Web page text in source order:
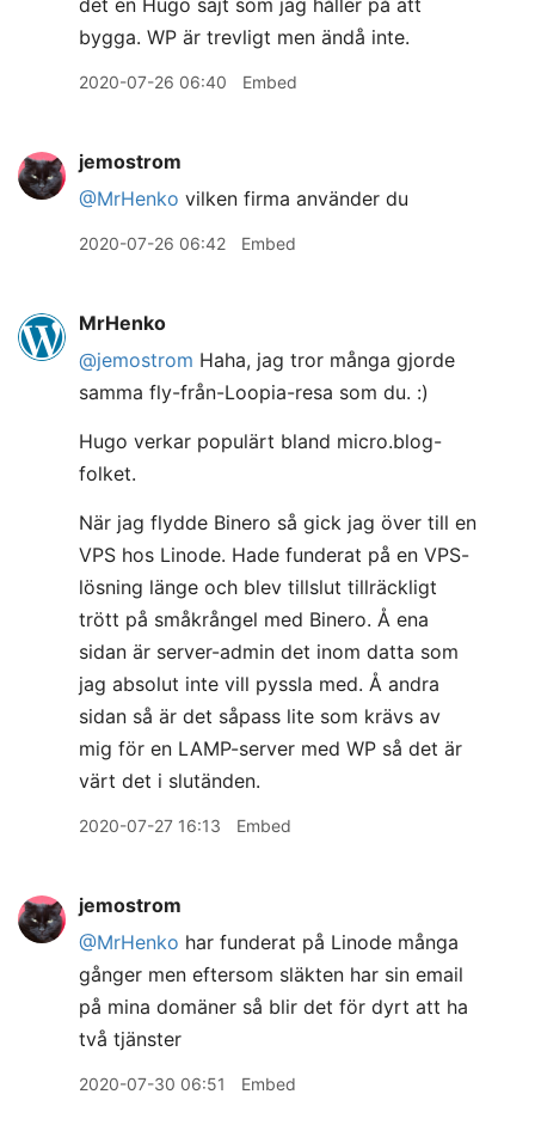
det en Hugo sajt som jag håller på att
bygga. WP är trevligt men ändå inte.
2020-07-26 06:40 Embed
jemostrom
@MrHenko vilken firma använder du
2020-07-26 06:42 Embed
MrHenko
@jemostrom Haha, jag tror många gjorde
samma fly-från-Loopia-resa som du. :)
Hugo verkar populärt bland micro.blog-
folket.
När jag flydde Binero så gick jag över till en
VPS hos Linode. Hade funderat på en VPS-
lösning länge och blev tillslut tillräckligt
trött på småkrångel med Binero. Å ena
sidan är server-admin det inom datta som
jag absolut inte vill pyssla med. Å andra
sidan så är det såpass lite som krävs av
mig för en LAMP-server med WP så det är
värt det i slutänden.
2020-07-27 16:13 Embed
jemostrom
@MrHenko har funderat på Linode många
gånger men eftersom släkten har sin email
på mina domäner så blir det för dyrt att ha
två tjänster
2020-07-30 06:51 Embed